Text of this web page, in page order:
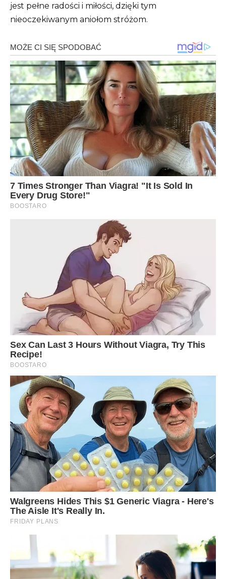
jest pełne radości i miłości, dzięki tym
nieoczekiwanym aniołom stróżom.